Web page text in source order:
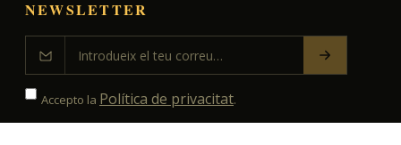
NEWSLETTER
Accepto la Política de privacitat.